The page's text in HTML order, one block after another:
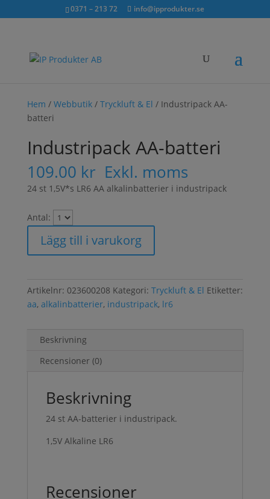
inkl. moms0371 – 213 72 info@ipprodukter.se
Sök...
×
Hem / Webbutik/ Tryckluft & El / Industripack AA-
batteri
Industripack AA-batteri
109.00 kr Exkl. moms
24 st 1,5V*s LR6 AA alkalinbatterier i industripack
Antal:
Lägg till i varukorg
Artikelnr: 023600208 Kategori: Tryckluft & El Etiketter:
aa, alkalinbatterier, industripack, lr6
Beskrivning
Recensioner (0)
Beskrivning
24 st AA-batterier i industripack.
1,5V Alkaline LR6
Recensioner